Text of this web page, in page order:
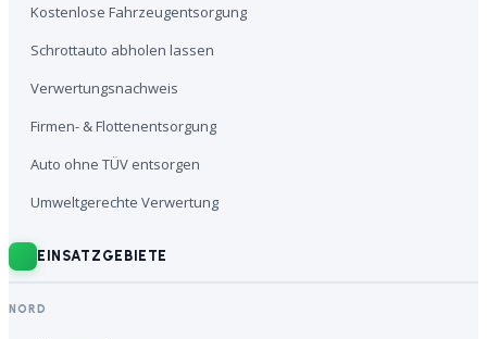
Kostenlose Fahrzeugentsorgung
Schrottauto abholen lassen
Verwertungsnachweis
Firmen- & Flottenentsorgung
Auto ohne TÜV entsorgen
Umweltgerechte Verwertung
EINSATZGEBIETE
NORD